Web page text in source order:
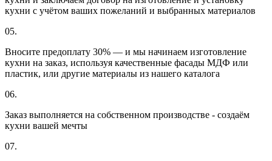
кухни с учётом ваших пожеланий и выбранных материалов
05.
Вносите предоплату 30% — и мы начинаем изготовление
кухни на заказ, используя качественные фасады МДФ или
пластик, или другие материалы из нашего каталога
06.
Заказ выполняется на собственном производстве - создаём
кухни вашей мечты
07.